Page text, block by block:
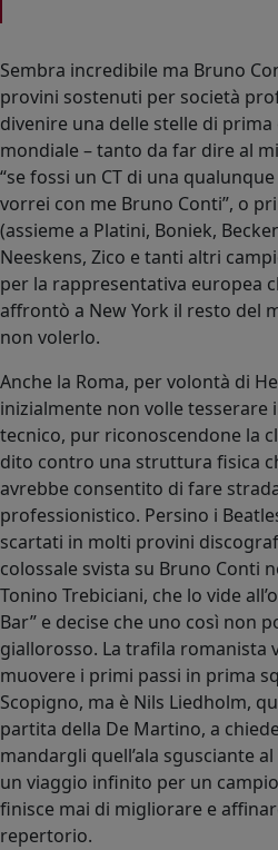
Sembra incredibile ma Bruno
provini sostenuti per società
divenire una delle stelle di
mondiale – tanto da far dire al
“se fossi un CT di una
vorrei con me Bruno Conti”, o
(assieme a Platini, Boniek,
Neeskens, Zico e tanti altri
per la rappresentativa europea
affrontò a New York il resto del
non volerlo.
Anche la Roma, per volontà di
inizialmente non volle tesserare
tecnico, pur riconoscendone la
dito contro una struttura fisica
avrebbe consentito di fare
professionistico. Persino i
scartati in molti provini
colossale svista su Bruno Conti
Tonino Trebiciani, che lo vide
Bar” e decise che uno così non
giallorosso. La trafila romanista
muovere i primi passi in prima
Scopigno, ma è Nils Liedholm,
partita della De Martino, a
mandargli quell’ala sgusciante al
un viaggio infinito per un
finisce mai di migliorare e
repertorio.